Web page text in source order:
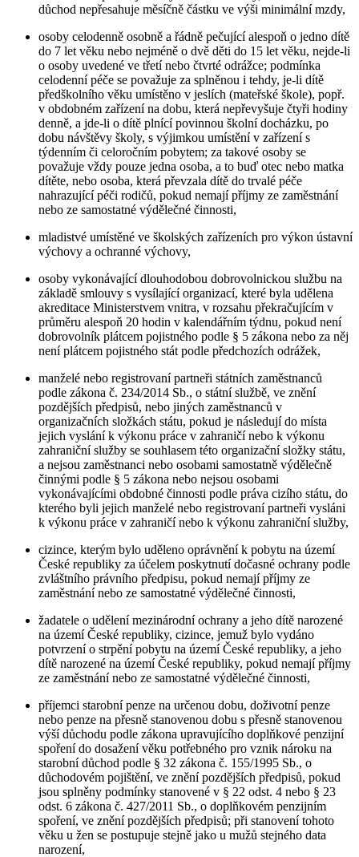
důchod nepřesahuje měsíčně částku ve výši minimální mzdy,
osoby celodenně osobně a řádně pečující alespoň o jedno dítě
do 7 let věku nebo nejméně o dvě děti do 15 let věku, nejde-li
o osoby uvedené ve třetí nebo čtvrté odrážce; podmínka
celodenní péče se považuje za splněnou i tehdy, je-li dítě
předškolního věku umístěno v jeslích (mateřské škole), popř.
v obdobném zařízení na dobu, která nepřevyšuje čtyři hodiny
denně, a jde-li o dítě plnící povinnou školní docházku, po
dobu návštěvy školy, s výjimkou umístění v zařízení s
týdenním či celoročním pobytem; za takové osoby se
považuje vždy pouze jedna osoba, a to buď otec nebo matka
dítěte, nebo osoba, která převzala dítě do trvalé péče
nahrazující péči rodičů, pokud nemají příjmy ze zaměstnání
nebo ze samostatné výdělečné činnosti,
mladistvé umístěné ve školských zařízeních pro výkon ústavní
výchovy a ochranné výchovy,
osoby vykonávající dlouhodobou dobrovolnickou službu na
základě smlouvy s vysílající organizací, které byla udělena
akreditace Ministerstvem vnitra, v rozsahu překračujícím v
průměru alespoň 20 hodin v kalendářním týdnu, pokud není
dobrovolník plátcem pojistného podle § 5 zákona nebo za něj
není plátcem pojistného stát podle předchozích odrážek,
manželé nebo registrovaní partneři státních zaměstnanců
podle zákona č. 234/2014 Sb., o státní službě, ve znění
pozdějších předpisů, nebo jiných zaměstnanců v
organizačních složkách státu, pokud je následují do místa
jejich vyslání k výkonu práce v zahraničí nebo k výkonu
zahraniční služby se souhlasem této organizační složky státu,
a nejsou zaměstnanci nebo osobami samostatně výdělečně
činnými podle § 5 zákona nebo nejsou osobami
vykonávajícími obdobné činnosti podle práva cizího státu, do
kterého byli jejich manželé nebo registrovaní partneři vysláni
k výkonu práce v zahraničí nebo k výkonu zahraniční služby,
cizince, kterým bylo uděleno oprávnění k pobytu na území
České republiky za účelem poskytnutí dočasné ochrany podle
zvláštního právního předpisu, pokud nemají příjmy ze
zaměstnání nebo ze samostatné výdělečné činnosti,
žadatele o udělení mezinárodní ochrany a jeho dítě narozené
na území České republiky, cizince, jemuž bylo vydáno
potvrzení o strpění pobytu na území České republiky, a jeho
dítě narozené na území České republiky, pokud nemají příjmy
ze zaměstnání nebo ze samostatné výdělečné činnosti,
příjemci starobní penze na určenou dobu, doživotní penze
nebo penze na přesně stanovenou dobu s přesně stanovenou
výší důchodu podle zákona upravujícího doplňkové penzijní
spoření do dosažení věku potřebného pro vznik nároku na
starobní důchod podle § 32 zákona č. 155/1995 Sb., o
důchodovém pojištění, ve znění pozdějších předpisů, pokud
jsou splněny podmínky stanovené v § 22 odst. 4 nebo § 23
odst. 6 zákona č. 427/2011 Sb., o doplňkovém penzijním
spoření, ve znění pozdějších předpisů; při stanovení tohoto
věku u žen se postupuje stejně jako u mužů stejného data
narození,